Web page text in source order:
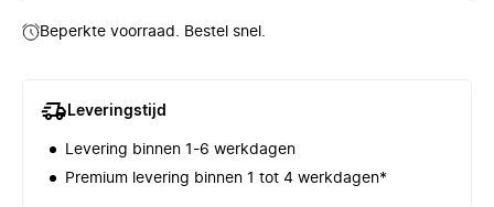
Beperkte voorraad. Bestel snel.
Leveringstijd
Levering binnen 1-6 werkdagen
Premium levering binnen 1 tot 4 werkdagen*